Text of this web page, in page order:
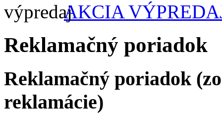
AKCIA
Reklamačný poriadok
Reklamačný poriadok
reklamácie)